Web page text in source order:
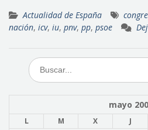
Actualidad de España
nación, icv, iu, pnv, pp, psoe
Buscar:
mayo
L M X J